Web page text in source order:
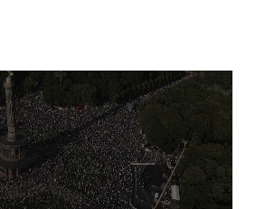
Antrag nicht besser oder schlechter
bestimmten Partei kommt?
Lösungen für Schule, Pflege,
und die Kommunen. Diese Probleme
im Landtag zuerst auf Parteifarbe
Inhalt geschaut wird.